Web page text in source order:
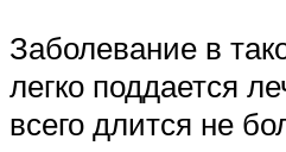
Заболевание в
легко поддается
всего длится не